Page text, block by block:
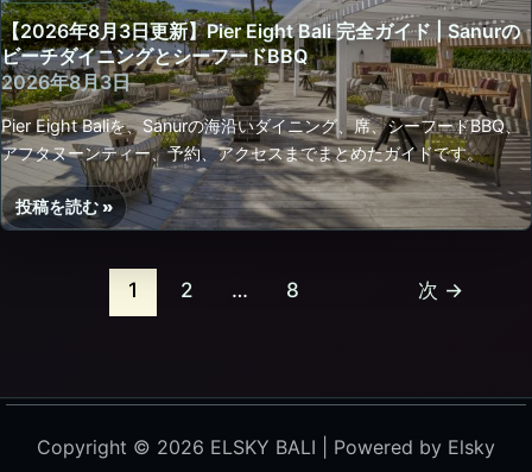
Karma
Beach
Club
完
全
ガ
イ
ド
【2026年8月3日更新】Pier Eight Bali 完全ガイド | Sanurの
ビーチダイニングとシーフードBBQ
2026年8月3日
Pier Eight Baliを、Sanurの海沿いダイニング、席、シーフードBBQ、
アフタヌーンティー、予約、アクセスまでまとめたガイドです。
【2026
新】
Pier
投稿を読む »
1 2 … 8 次 →
Copyright © 2026 ELSKY BALI | Powered by Elsky